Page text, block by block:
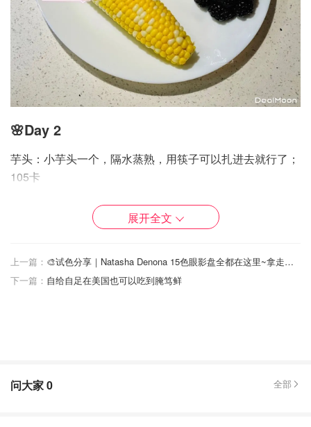
🌸Day 2
芋头：小芋头一个，隔水蒸熟，用筷子可以扎进去就行了；
105卡
酸奶：Chobani Greek Yogurt，110卡
芋头饱腹感很强，而且富含膳食纤维；酸奶补充蛋白质；葡
萄🍇也不能缺，葡萄中含有大量葡萄糖和果糖，进入体内转
展开全文
上一篇：
🎨试色分享｜Natasha Denona 15色眼影盘全都在这里~拿走不谢！🥰
下一篇： 自给自足在美国也可以吃到腌笃鲜
问大家0 全部